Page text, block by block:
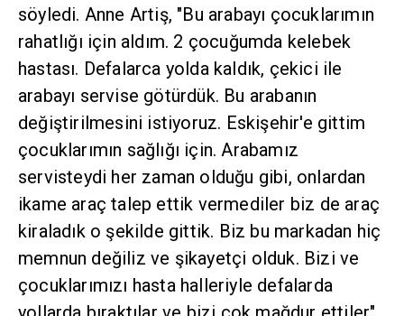
söyledi. Anne Artiş, "Bu arabayı çocuklarımın
rahatlığı için aldım. 2 çocuğumda kelebek
hastası. Defalarca yolda kaldık, çekici ile
arabayı servise götürdük. Bu arabanın
değiştirilmesini istiyoruz. Eskişehir'e gittim
çocuklarımın sağlığı için. Arabamız
servisteydi her zaman olduğu gibi, onlardan
ikame araç talep ettik vermediler biz de araç
kiraladık o şekilde gittik. Biz bu markadan hiç
memnun değiliz ve şikayetçi olduk. Bizi ve
çocuklarımızı hasta halleriyle defalarda